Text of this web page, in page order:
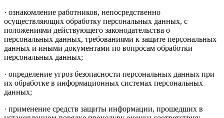
· ознакомление работников, непосредственно
осуществляющих обработку персональных данных, с
положениями действующего законодательства о
персональных данных, требованиями к защите персональных
данных и иными документами по вопросам обработки
персональных данных;
· определение угроз безопасности персональных данных при
их обработке в информационных системах персональных
данных;
· применение средств защиты информации, прошедших в